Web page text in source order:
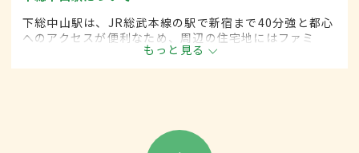
下総中山駅は、JR総武本線の駅で新宿まで40分強と都心
へのアクセスが便利なため、周辺の住宅地にはファミ
リー層も多く暮らす。浅草のような佇まいを見せるお寺
など、古い町並みが楽しめるのも魅力のひとつ。
もっと見る